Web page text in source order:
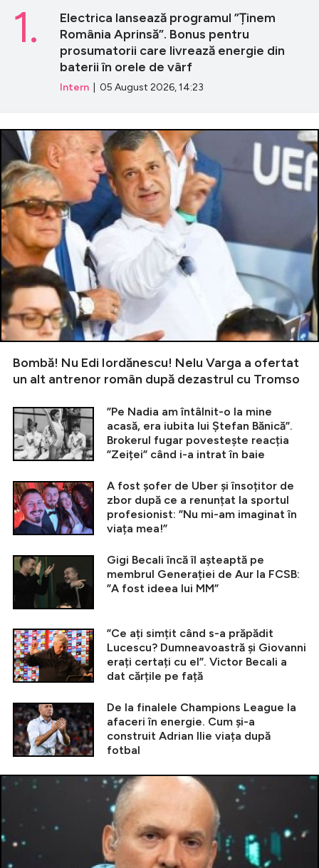
Electrica lansează programul ”Ținem
România Aprinsă”. Bonus pentru
prosumatorii care livrează energie din
baterii în orele de vârf
Intern | 05 August 2026, 14:23
1.
Bombă! Nu Edi Iordănescu! Nelu Varga a ofertat
un alt antrenor român după dezastrul cu Tromso
”Pe Nadia am întâlnit-o la mine
acasă, era iubita lui Ștefan Bănică”.
Brokerul fugar povestește reacția
”Zeiței” când i-a intrat în baie
A fost șofer de Uber și însoțitor de
zbor după ce a renunțat la sportul
profesionist: ”Nu mi-am imaginat în
viața mea!”
Gigi Becali încă îl așteaptă pe
membrul Generației de Aur la FCSB:
”A fost ideea lui MM”
”Ce ați simțit când s-a prăpădit
Lucescu? Dumneavoastră și Giovanni
erați certați cu el”. Victor Becali a
dat cărțile pe față
De la finalele Champions League la
afaceri în energie. Cum și-a
construit Adrian Ilie viața după
fotbal